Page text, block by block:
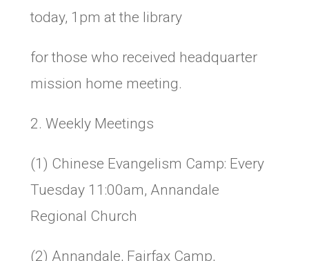
today, 1pm at the library
for those who received headquarter
mission home meeting.
2. Weekly Meetings
(1) Chinese Evangelism Camp: Every
Tuesday 11:00am, Annandale
Regional Church
(2) Annandale, Fairfax Camp,